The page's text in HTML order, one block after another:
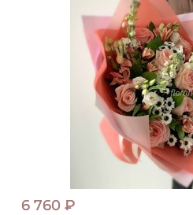
6 760 ₽